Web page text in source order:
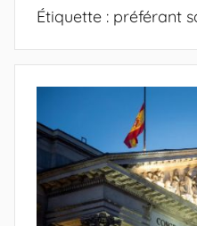
révéléeÉtiquette : préférant